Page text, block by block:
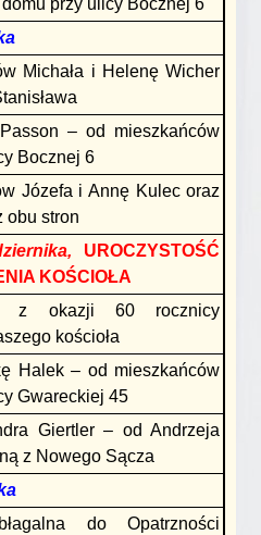
przy ulicy Bocznej 6
Michała i Helenę Wicher
– od mieszkańców
Bocznej 6
Józefa i Annę Kulec oraz
obu stron
UROCZYSTOŚĆ
KOŚCIOŁA
z okazji 60 rocznicy
kościoła
Halek – od mieszkańców
Gwareckiej 45
Giertler – od Andrzeja
z Nowego Sącza
błagalna do Opatrzności